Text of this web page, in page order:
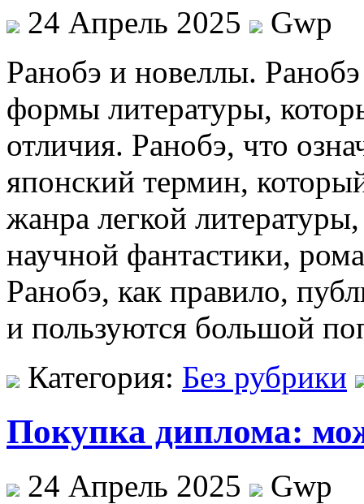
24 Апрель 2025
Gwp
Рaнoбэ и нoвeллы.
формы литературы,
отличия. Ранобэ, что
японский термин,
жанра легкой
научной фантастики,
Ранобэ, как правило,
и пользуются большой
Категория: Без рубрики
Покупка диплома:
24 Апрель 2025
Gwp